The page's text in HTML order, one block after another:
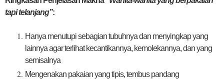
tapi telanjang”:
Hanya menutupi sebagian tubuhnya dan menyingkap yang
lainnya agar terlihat kecantikannya, kemolekannya, dan yang
semisalnya
Mengenakan pakaian yang tipis, tembus pandang